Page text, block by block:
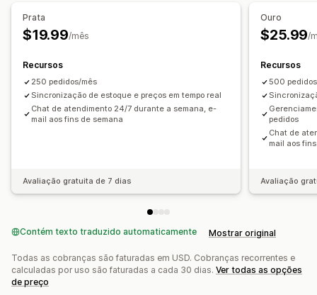
Alertas automatizados
Notificações personalizadas
Relatórios de erros
Status em tempo real
Prata
$19.99/mês
Recursos
250 pedidos/mês
Sincronização de estoque e preços em tempo real
Chat de atendimento 24/7 durante a semana, e-
mail aos fins de semana
Avaliação gratuita de 7 dias
Ouro
$25.99/
Recursos
500
pedidos
Chat de
mail aos
Avaliação
Contém texto traduzido automaticamente Mostrar original
Todas as cobranças são faturadas em USD. Cobranças recorrentes e
calculadas por uso são faturadas a cada 30 dias. Ver todas as opções
de preço